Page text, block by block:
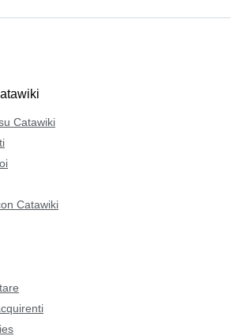
Catawiki
Catawiki